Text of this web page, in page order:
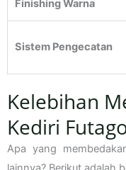
Finishing Warna
Sistem Pengecatan
Kelebihan
Kediri
Apa yang